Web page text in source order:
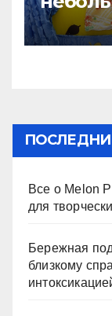
Все о Melon
для
Бережная
близкому